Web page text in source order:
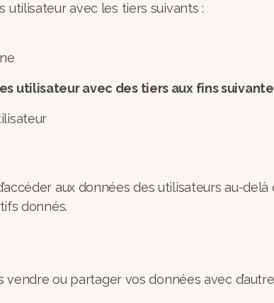
avec les tiers suivants :
utilisateur avec des tiers aux fins
aux données des utilisateurs au-
donnés.
vendre ou partager vos données avec